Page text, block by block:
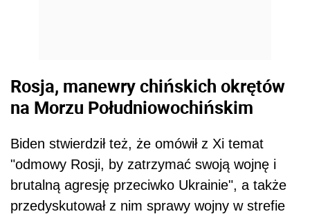
Rosja, manewry chińskich okrętów
na Morzu Południowochińskim
Biden stwierdził też, że omówił z Xi temat
"odmowy Rosji, by zatrzymać swoją wojnę i
brutalną agresję przeciwko Ukrainie", a także
przedyskutował z nim sprawy wojny w strefie